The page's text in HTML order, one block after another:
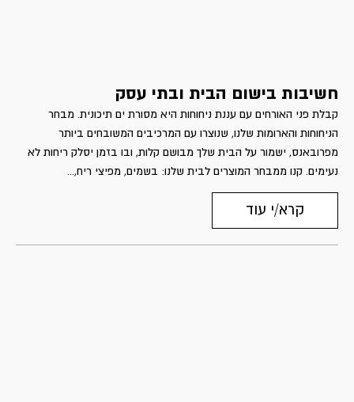
חשיבות בישום הבית ובתי עסק
קבלת פני האורחים עם עננת ניחוחות היא מסורת ים תיכונית. מבחר
הניחוחות והארומות שלנו, שנוצרו עם המרכיבים המשובחים ביותר
מפרובאנס, ישמור על הבית שלך מבושם קלות, ובו בזמן יסלק ריחות לא
נעימים. קנו ממבחר המוצרים לבית שלנו: בשמים, מפיצי ריח,...
קרא/י עוד